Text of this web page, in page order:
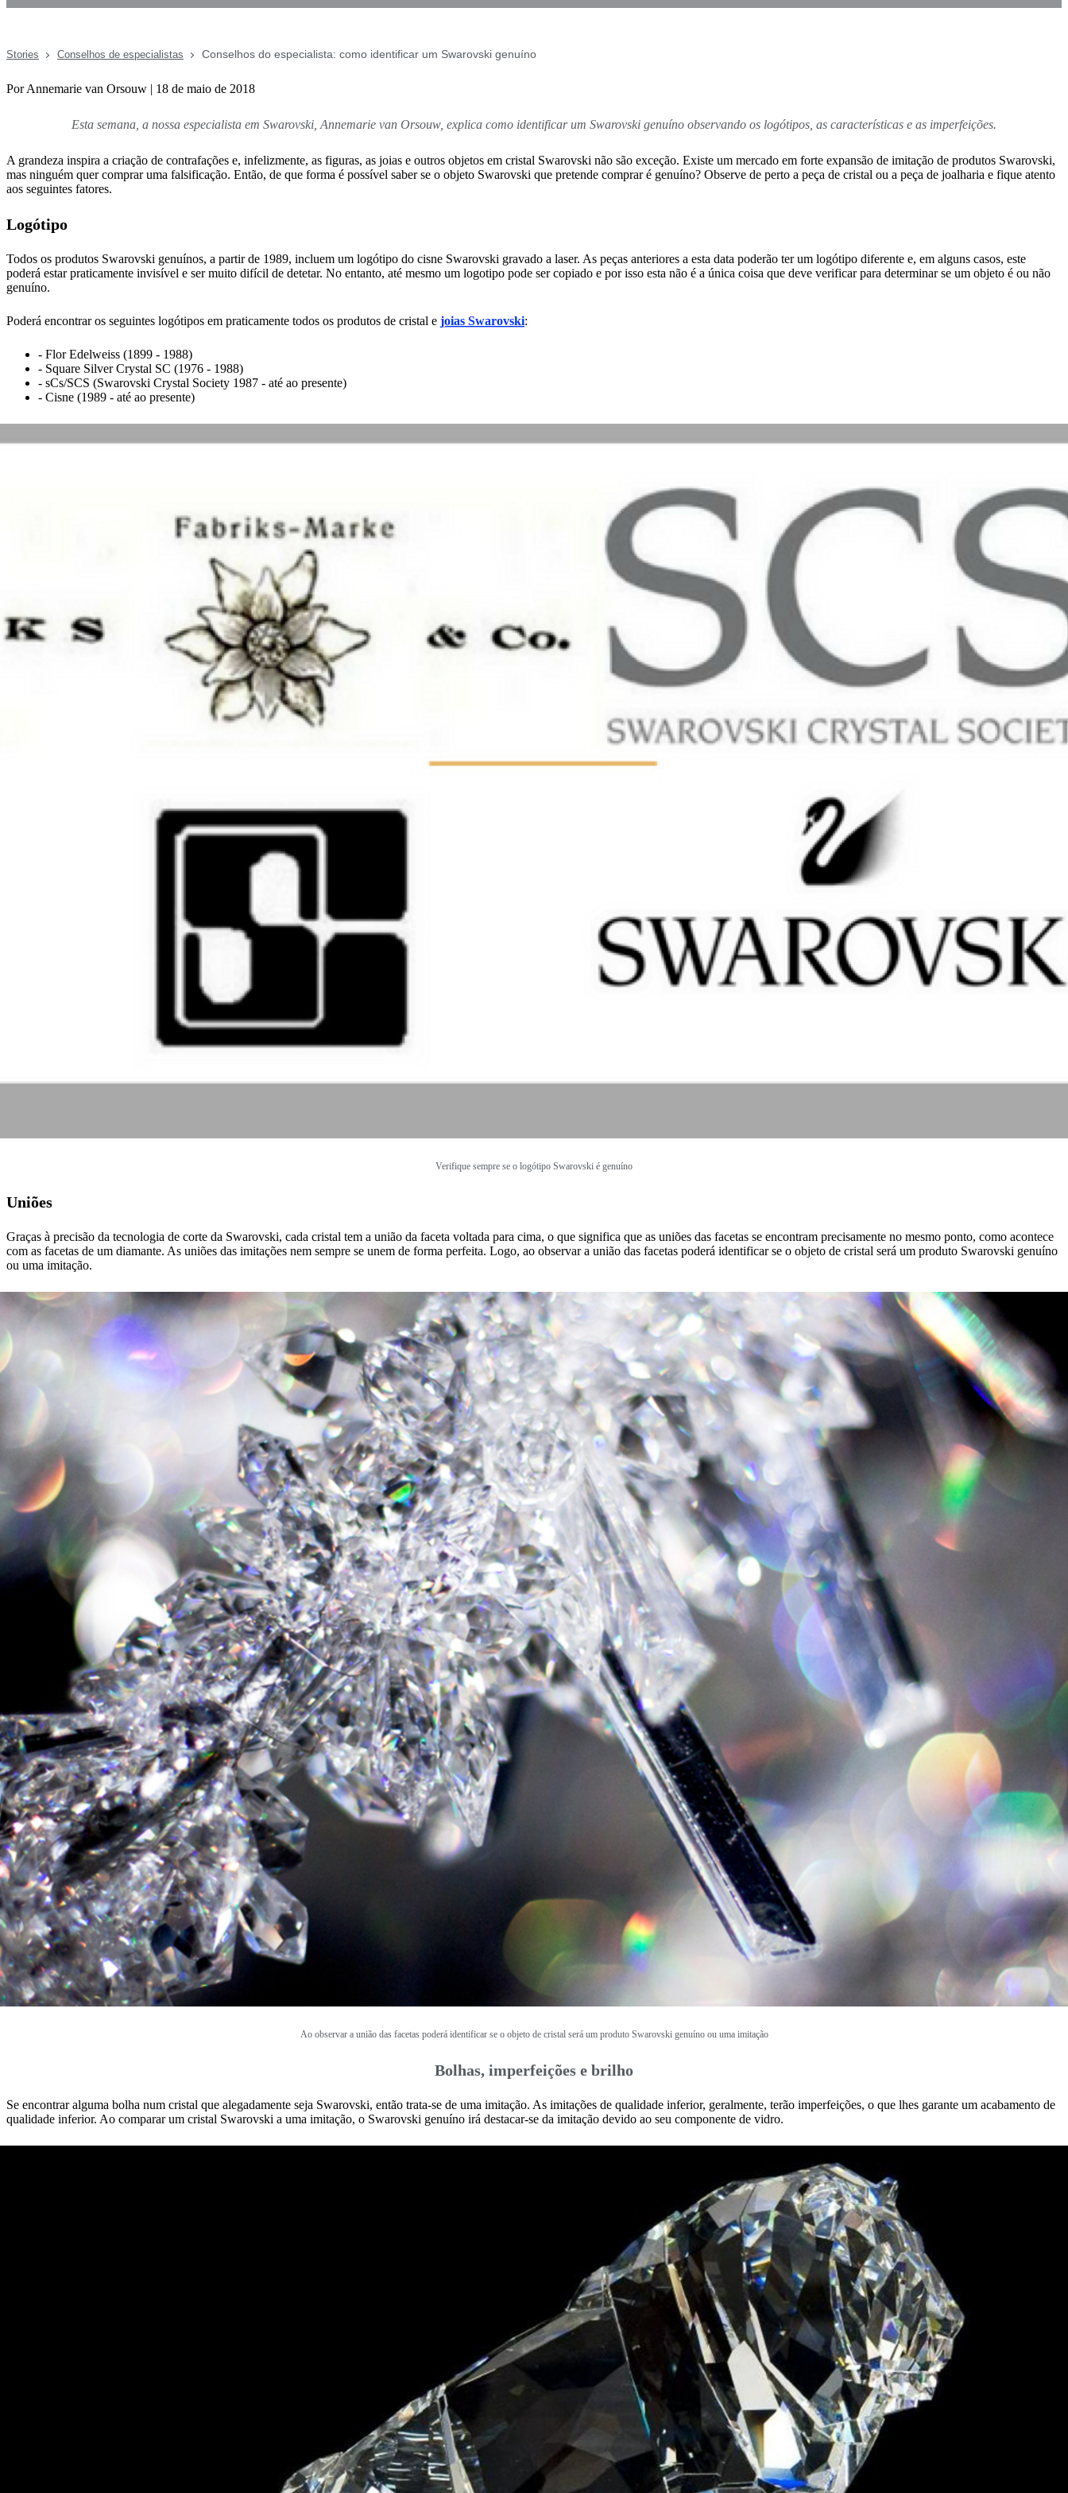
Stories Conselhos de especialistas Conselhos do especialista: como identificar um Swarovski genuíno
Por Annemarie van Orsouw | 18 de maio de 2018
Esta semana, a nossa especialista em Swarovski, Annemarie van Orsouw, explica como identificar um Swarovski genuíno observando os logótipos, as características e as imperfeições.
A grandeza inspira a criação de contrafações e, infelizmente, as figuras, as joias e outros objetos em cristal Swarovski não são exceção. Existe um mercado em forte expansão de imitação de produtos Swarovski,
mas ninguém quer comprar uma falsificação. Então, de que forma é possível saber se o objeto Swarovski que pretende comprar é genuíno? Observe de perto a peça de cristal ou a peça de joalharia e fique atento
aos seguintes fatores.
Logótipo
Todos os produtos Swarovski genuínos, a partir de 1989, incluem um logótipo do cisne Swarovski gravado a laser. As peças anteriores a esta data poderão ter um logótipo diferente e, em alguns casos, este
poderá estar praticamente invisível e ser muito difícil de detetar. No entanto, até mesmo um logotipo pode ser copiado e por isso esta não é a única coisa que deve verificar para determinar se um objeto é ou não
genuíno.
Poderá encontrar os seguintes logótipos em praticamente todos os produtos de cristal e joias Swarovski:
- Flor Edelweiss (1899 - 1988)
- Square Silver Crystal SC (1976 - 1988)
- sCs/SCS (Swarovski Crystal Society 1987 - até ao presente)
- Cisne (1989 - até ao presente)
Verifique sempre se o logótipo Swarovski é genuíno
Uniões
Graças à precisão da tecnologia de corte da Swarovski, cada cristal tem a união da faceta voltada para cima, o que significa que as uniões das facetas se encontram precisamente no mesmo ponto, como acontece
com as facetas de um diamante. As uniões das imitações nem sempre se unem de forma perfeita. Logo, ao observar a união das facetas poderá identificar se o objeto de cristal será um produto Swarovski genuíno
ou uma imitação.
Ao observar a união das facetas poderá identificar se o objeto de cristal será um produto Swarovski genuíno ou uma imitação
Bolhas, imperfeições e brilho
Se encontrar alguma bolha num cristal que alegadamente seja Swarovski, então trata-se de uma imitação. As imitações de qualidade inferior, geralmente, terão imperfeições, o que lhes garante um acabamento de
qualidade inferior. Ao comparar um cristal Swarovski a uma imitação, o Swarovski genuíno irá destacar-se da imitação devido ao seu componente de vidro.